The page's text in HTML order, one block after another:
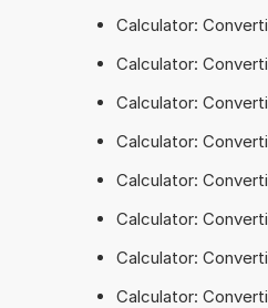
Calculator:
Calculator:
Calculator:
Calculator:
Calculator:
Calculator:
Calculator:
Calculator: